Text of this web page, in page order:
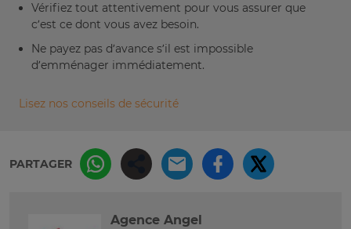
Vérifiez tout attentivement pour vous assurer que
c’est ce dont vous avez besoin.
Ne payez pas d’avance s’il est impossible
d’emménager immédiatement.
Lisez nos conseils de sécurité
PARTAGER
Agence Angel